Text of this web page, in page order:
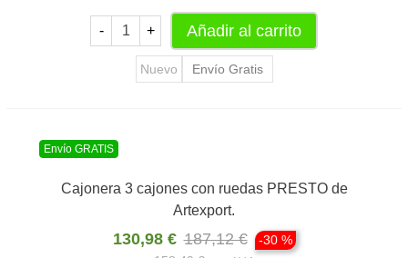
- + Añadir al carrito
Nuevo Envío Gratis
Envío GRATIS
Cajonera 3 cajones con ruedas PRESTO de
Artexport.
130,98 € 187,12 €
-30 %